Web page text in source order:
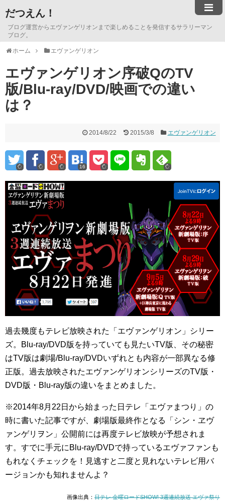
だつえん！
ブログ運営からエヴァンゲリオンまで楽しめることを発信するサラリーマン
ブログ。
ホーム エヴァンゲリオン
エヴァンゲリオン序破QのTV
版/Blu-ray/DVD/映画での違い
は？
2014/8/22 2015/3/8 エヴァンゲリオン
16
過去幾度もテレビ放映された「エヴァンゲリオン」シリー
ズ。Blu-ray/DVD版を持っていても見たいTV版、その秘密
はTV版は劇場/Blu-ray/DVDいずれとも内容が一部異なる修
正版。過去放映されたエヴァンゲリオンシリーズのTV版・
DVD版・Blu-ray版の違いをまとめました。
※2014年8月22日から始まった日テレ「エヴァまつり」の
時に書いた記事ですが、劇場版最終作となる「シン・ヱヴ
ァンゲリヲン」公開前には再度テレビ放映が予想されま
す。すでに手元にBlu-ray/DVDで持っているエヴァファンも
もれなくチェックを！見逃すと二度と見れないテレビ用バ
ージョンかも知れませんよ？
画像出典： 日テレ 金曜ロードSHOW! 3週連続放送 エヴァ祭り